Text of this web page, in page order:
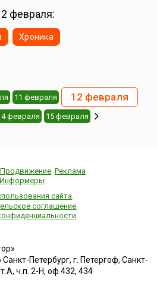
февраля:
Хроника
11 февраля 12 февраля
февраля 15 февраля
Продвижение Реклама
Информеры
сайта
соглашение
Петербург, г. Петергоф, Санкт-
ч.п. 2-Н, оф.432, 434